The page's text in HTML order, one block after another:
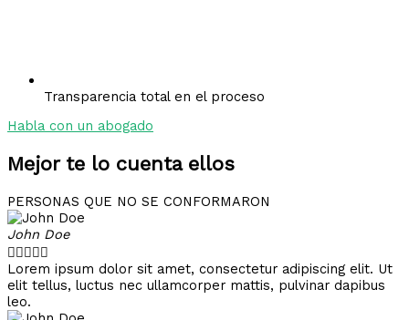
Transparencia total en el proceso
Habla con un abogado
Mejor te lo cuenta ellos
PERSONAS QUE NO SE CONFORMARON
John Doe

Lorem ipsum dolor sit amet, consectetur adipiscing elit. Ut
elit tellus, luctus nec ullamcorper mattis, pulvinar dapibus
leo.